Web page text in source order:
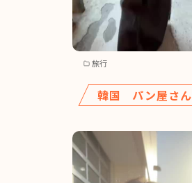
旅行
韓国 パン屋さん